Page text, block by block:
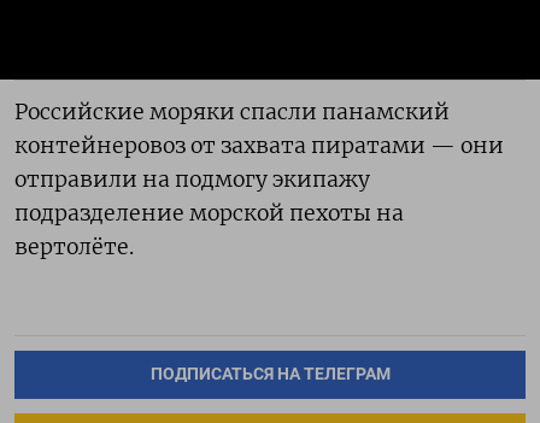
Российские моряки спасли панамский
контейнеровоз от захвата пиратами — они
отправили на подмогу экипажу
подразделение морской пехоты на
вертолёте.
ПОДПИСАТЬСЯ НА ТЕЛЕГРАМ